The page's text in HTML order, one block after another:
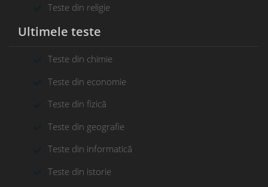
Teste din religie
Ultimele teste
Teste din chimie
Teste din economie
Teste din fizică
Teste din geografie
Teste din informatică
Teste din istorie